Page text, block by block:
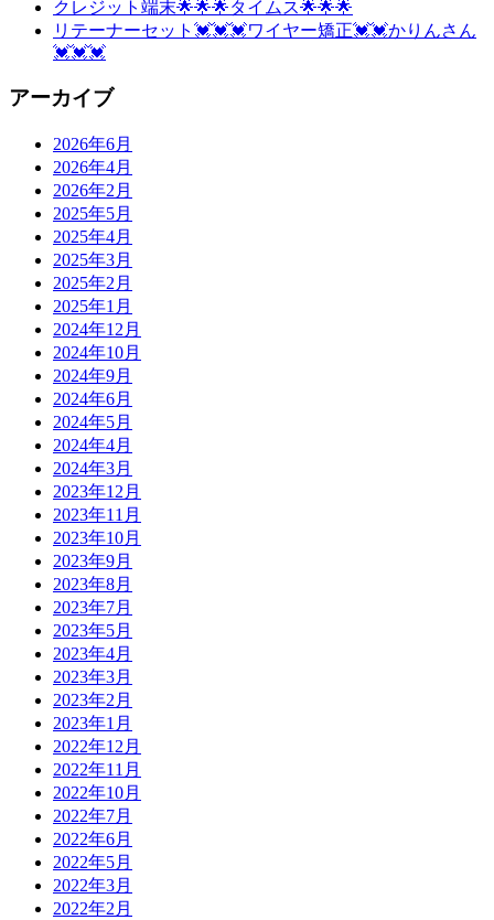
クレジット端末🌟🌟🌟タイムス🌟🌟🌟
リテーナーセット💓💓💓ワイヤー矯正💓💓かりんさん
💓💓💓
アーカイブ
2026年6月
2026年4月
2026年2月
2025年5月
2025年4月
2025年3月
2025年2月
2025年1月
2024年12月
2024年10月
2024年9月
2024年6月
2024年5月
2024年4月
2024年3月
2023年12月
2023年11月
2023年10月
2023年9月
2023年8月
2023年7月
2023年5月
2023年4月
2023年3月
2023年2月
2023年1月
2022年12月
2022年11月
2022年10月
2022年7月
2022年6月
2022年5月
2022年3月
2022年2月